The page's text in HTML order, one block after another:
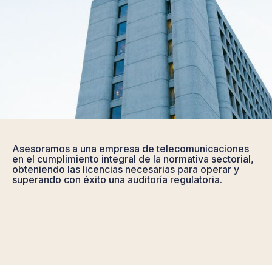
Asesoramos a una empresa de telecomunicaciones
en el cumplimiento integral de la normativa sectorial,
obteniendo las licencias necesarias para operar y
superando con éxito una auditoría regulatoria.